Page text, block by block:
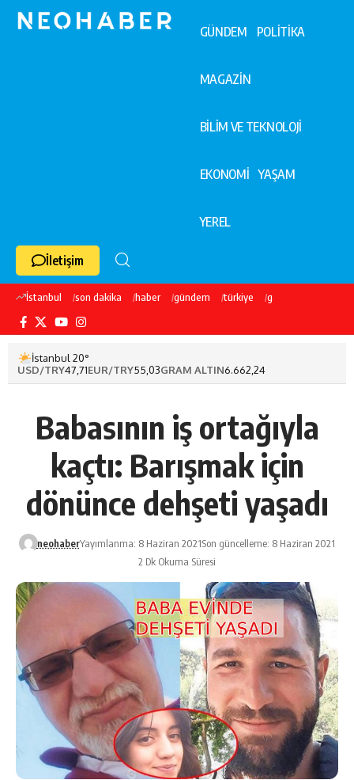
GÜNDEM POLİTİKA
MAGAZİN
BİLİM VE TEKNOLOJİ
EKONOMİ YAŞAM
YEREL
İletişim
İstanbul son dakika haber gündem türkiye galatasaray
İstanbul 20°
USD/TRY47,71EUR/TRY55,03GRAM ALTIN6.662,24
Babasının iş ortağıyla
kaçtı: Barışmak için
dönünce dehşeti yaşadı
neohaberYayımlanma: 8 Haziran 2021Son güncelleme: 8 Haziran 2021
2 Dk Okuma Süresi